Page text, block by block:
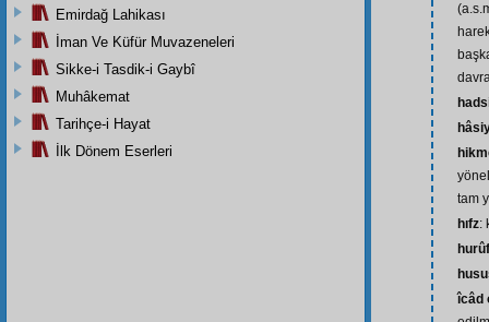
tam
hıfz:
îcâd
Emirdağ Lahikası
İman Ve Küfür Muvazeneleri
Sikke-i Tasdik-i Gaybî
Muhâkemat
Tarihçe-i Hayat
İlk Dönem Eserleri